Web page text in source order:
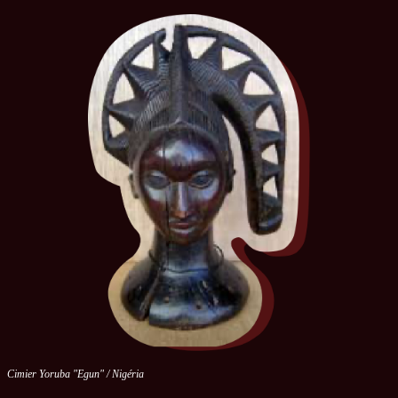
Cimier Yoruba "Egun" / Nigéria